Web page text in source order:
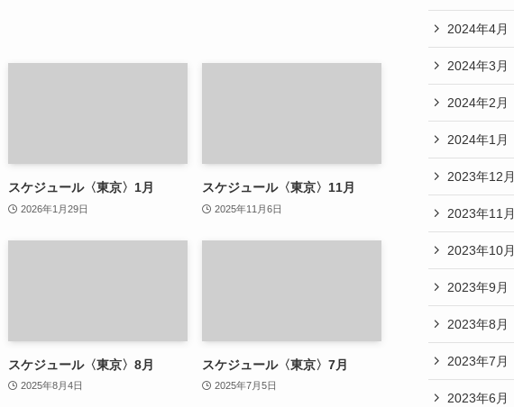
スケジュール〈東京〉1月
2026年1月29日
スケジュール〈東京〉11月
2025年11月6日
スケジュール〈東京〉8月
2025年8月4日
スケジュール〈東京〉7月
2025年7月5日
2024年4月
2024年3月
2024年2月
2024年1月
2023年12月
2023年11月
2023年10月
2023年9月
2023年8月
2023年7月
2023年6月